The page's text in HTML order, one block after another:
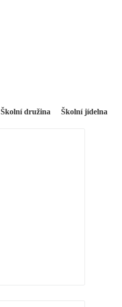
Školní družina Školní jídelna